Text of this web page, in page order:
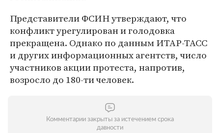
Представители ФСИН утверждают, что
конфликт урегулирован и голодовка
прекращена. Однако по данным ИТАР-ТАСС
и других информационных агентств, число
участников акции протеста, напротив,
возросло до 180-ти человек.
Комментарии закрыты за истечением срока
давности